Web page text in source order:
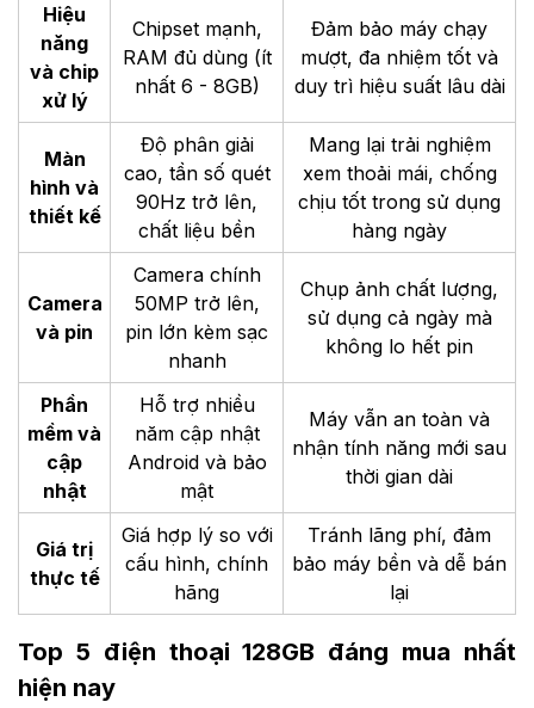
Hiệu
năng
và chip
xử lý
Chipset mạnh,
RAM đủ dùng (ít
nhất 6 - 8GB)
Đảm bảo máy chạy
mượt, đa nhiệm tốt và
duy trì hiệu suất lâu dài
Màn
hình và
thiết kế
Độ phân giải
cao, tần số quét
90Hz trở lên,
chất liệu bền
Mang lại trải nghiệm
xem thoải mái, chống
chịu tốt trong sử dụng
hàng ngày
Camera
và pin
Camera chính
50MP trở lên,
pin lớn kèm sạc
nhanh
Chụp ảnh chất lượng,
sử dụng cả ngày mà
không lo hết pin
Phần
mềm và
cập
nhật
Hỗ trợ nhiều
năm cập nhật
Android và bảo
mật
Máy vẫn an toàn và
nhận tính năng mới sau
thời gian dài
Giá trị
thực tế
Giá hợp lý so với
cấu hình, chính
hãng
Tránh lãng phí, đảm
bảo máy bền và dễ bán
lại
Top 5 điện thoại 128GB đáng mua nhất
hiện nay